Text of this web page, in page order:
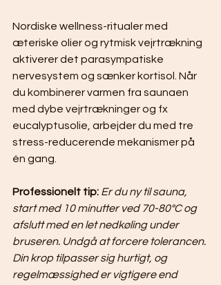
Nordiske wellness-ritualer med
æteriske olier og rytmisk vejrtrækning
aktiverer det parasympatiske
nervesystem og sænker kortisol. Når
du kombinerer varmen fra saunaen
med dybe vejrtrækninger og fx
eucalyptusolie, arbejder du med tre
stress-reducerende mekanismer på
én gang.
Professionelt tip: Er du ny til sauna,
start med 10 minutter ved 70-80°C og
afslutt med en let nedkøling under
bruseren. Undgå at forcere tolerancen.
Din krop tilpasser sig hurtigt, og
regelmæssighed er vigtigere end